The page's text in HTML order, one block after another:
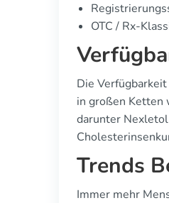
OTC / Rx-
Die
in großen Ketten
darunter
Trends
Immer mehr